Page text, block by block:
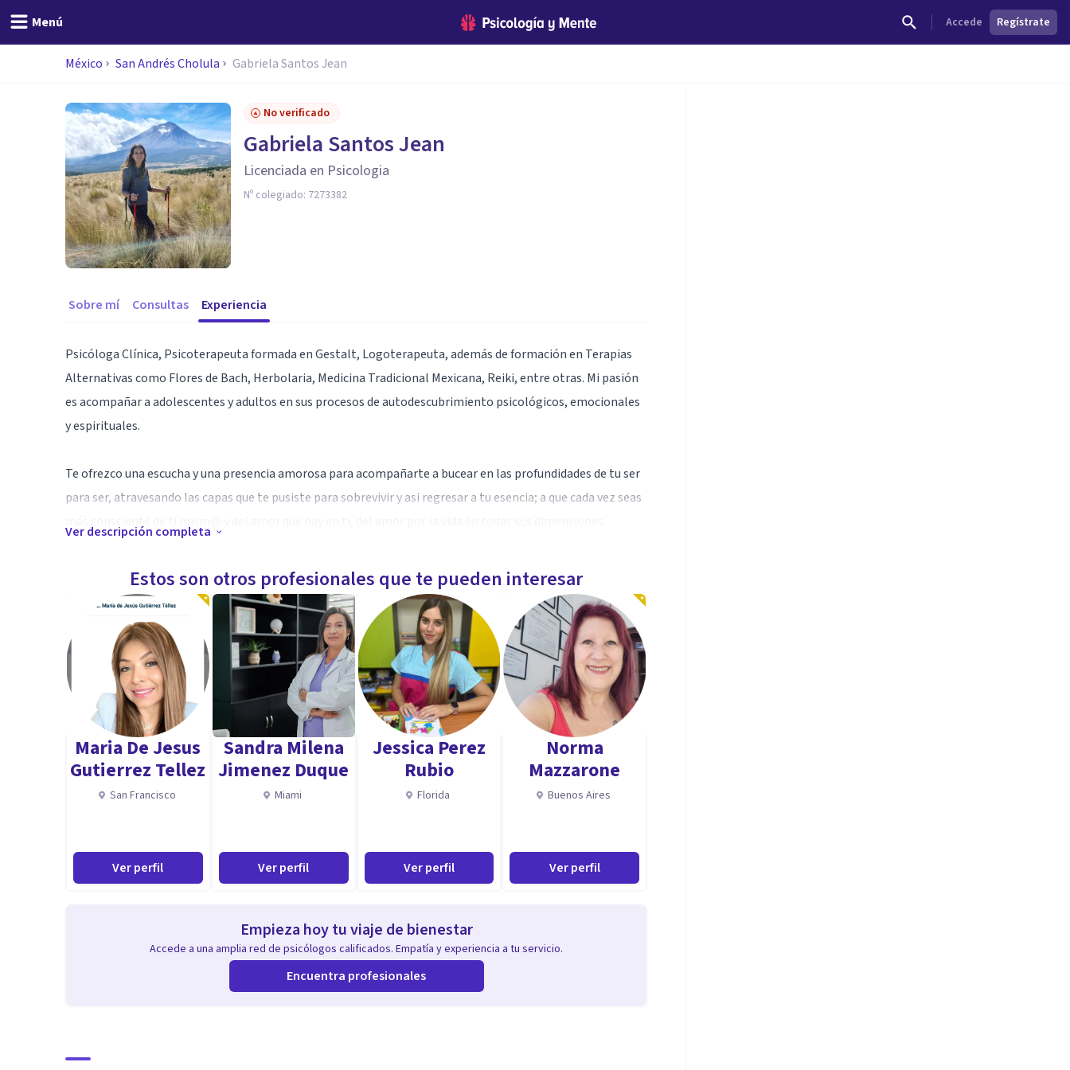
Menú Accede Regístrate
México San Andrés Cholula Gabriela Santos Jean
No verificado
Gabriela Santos Jean
Licenciada en Psicologia
Nº colegiado: 7273382
Sobre mí Consultas Experiencia
Psicóloga Clínica, Psicoterapeuta formada en Gestalt, Logoterapeuta, además de formación en Terapias
Alternativas como Flores de Bach, Herbolaria, Medicina Tradicional Mexicana, Reiki, entre otras. Mi pasión
es acompañar a adolescentes y adultos en sus procesos de autodescubrimiento psicológicos, emocionales
y espirituales.
Te ofrezco una escucha y una presencia amorosa para acompañarte a bucear en las profundidades de tu ser
para ser, atravesando las capas que te pusiste para sobrevivir y asi regresar a tu esencia; a que cada vez seas
Llevo 20 años dedicándome al autoconocimiento a través de una diversidad de estudios formales, prácticas
de sanación y trabajo personal.
Comencé mi práctica privada hace más de 10 años y continúo formándome tanto a nivel profesional así
como a nivel personal.
Ver descripción completa
Estos son otros profesionales que te pueden interesar
Maria De Jesus
Gutierrez Tellez
San Francisco
Ver perfil
Sandra Milena
Jimenez Duque
Miami
Ver perfil
Jessica Perez
Rubio
Florida
Ver perfil
Norma
Mazzarone
Buenos Aires
Ver perfil
Empieza hoy tu viaje de bienestar
Accede a una amplia red de psicólogos calificados. Empatía y experiencia a tu servicio.
Encuentra profesionales